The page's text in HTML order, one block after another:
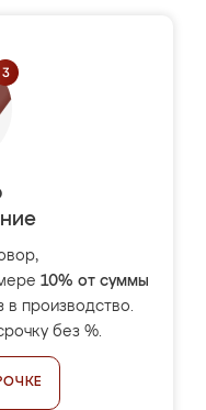
10% от суммы
в производство.
без %.